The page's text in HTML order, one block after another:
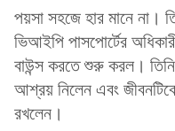
পয়সা সহজে হার মানে না।
ভিআইপি পাসপোর্টের
বাউন্স করতে শুরু করল।
আশ্রয় নিলেন এবং
রখলেন।